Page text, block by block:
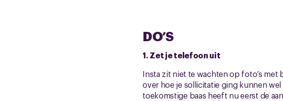
DO’S
1. Zet je telefoon uit
Insta zit niet te wachten op foto’s
over hoe je sollicitatie ging kunnen
toekomstige baas heeft nu eerst de